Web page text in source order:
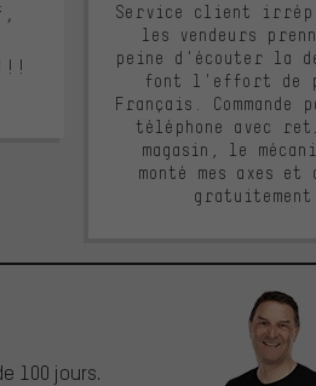
Service client
les vendeurs
peine d'écouter la
font l'effort de
Français. Commande
téléphone avec
magasin, le
monté mes axes et
100 jours.